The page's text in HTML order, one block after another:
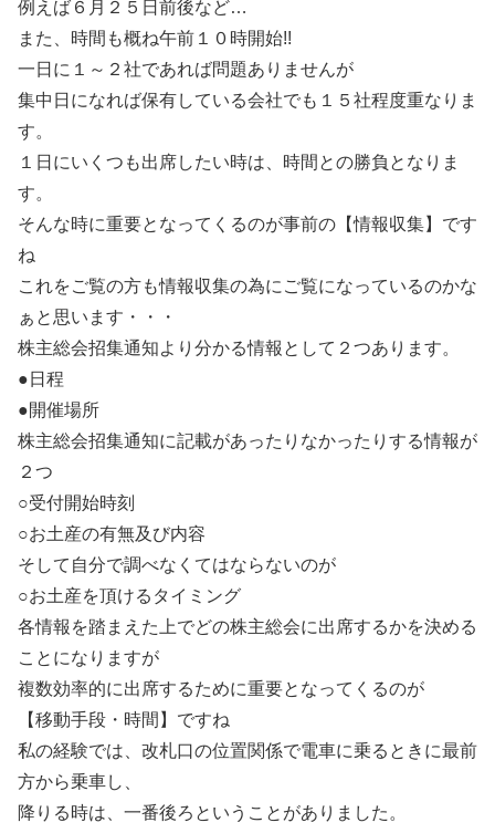
例えば６月２５日前後など…
また、時間も概ね午前１０時開始!!
一日に１～２社であれば問題ありませんが
集中日になれば保有している会社でも１５社程度重なりま
す。
１日にいくつも出席したい時は、時間との勝負となりま
す。
そんな時に重要となってくるのが事前の【情報収集】です
ね
これをご覧の方も情報収集の為にご覧になっているのかな
ぁと思います・・・
株主総会招集通知より分かる情報として２つあります。
●日程
●開催場所
株主総会招集通知に記載があったりなかったりする情報が
２つ
○受付開始時刻
○お土産の有無及び内容
そして自分で調べなくてはならないのが
○お土産を頂けるタイミング
各情報を踏まえた上でどの株主総会に出席するかを決める
ことになりますが
複数効率的に出席するために重要となってくるのが
【移動手段・時間】ですね
私の経験では、改札口の位置関係で電車に乗るときに最前
方から乗車し、
降りる時は、一番後ろということがありました。